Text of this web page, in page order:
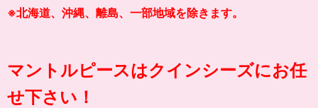
※北海道、沖縄、離島、一部地域を除きます。
マントルピースはクインシーズにお任
せ下さい！